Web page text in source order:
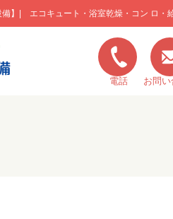
】| エコキュート・浴室乾燥・コン ロ・
電話 お問